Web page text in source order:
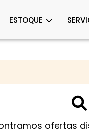
ESTOQUE
ofertas